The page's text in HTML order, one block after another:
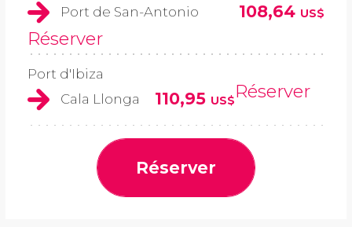
Port de San-Antonio
108,64 US$
Réserver
Port d'Ibiza
Cala Llonga
110,95 US$Réserver
Réserver